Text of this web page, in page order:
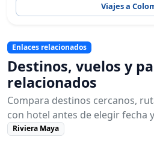
Viajes a
Enlaces relacionados
Destinos, vuelos y
relacionados
Compara destinos cercanos,
con hotel antes de elegir fecha
Riviera Maya